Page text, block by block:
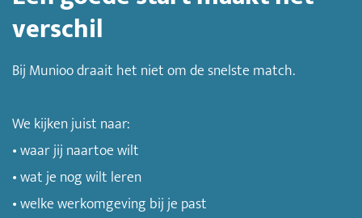
verschil
Bij Munioo draait het niet om de snelste match.
We kijken juist naar:
• waar jij naartoe wilt
• wat je nog wilt leren
• welke werkomgeving bij je past